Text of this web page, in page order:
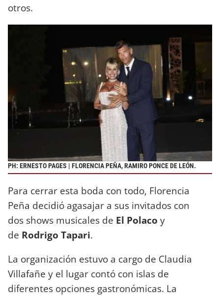
otros.
PH: ERNESTO PAGES | FLORENCIA PEÑA, RAMIRO PONCE DE LEÓN.
Para cerrar esta boda con todo, Florencia
Peña decidió agasajar a sus invitados con
dos shows musicales de El Polaco y
de Rodrigo Tapari.
La organización estuvo a cargo de Claudia
Villafañe y el lugar contó con islas de
diferentes opciones gastronómicas. La